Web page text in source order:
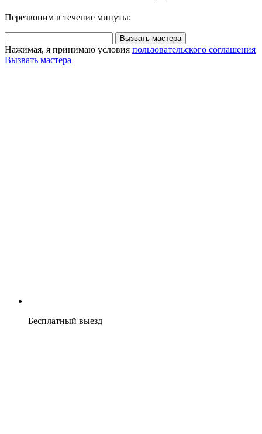
Перезвоним в течение минуты:
Вызвать мастера
Нажимая, я принимаю условия пользовательского соглашения
Вызвать мастера
Бесплатный выезд